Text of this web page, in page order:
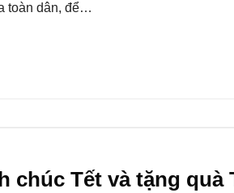
toàn dân, để…
chúc Tết và tặng quà